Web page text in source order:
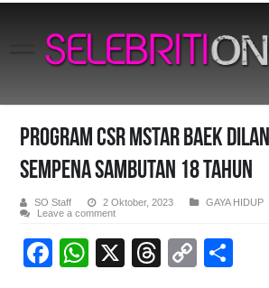
Program CSR MSTAR BAEK
Sempena Sambutan 18 Tahun
SO Staff 2 Oktober, 2023
GAYA HIDUP
Leave a comment
F
W
X
T
C